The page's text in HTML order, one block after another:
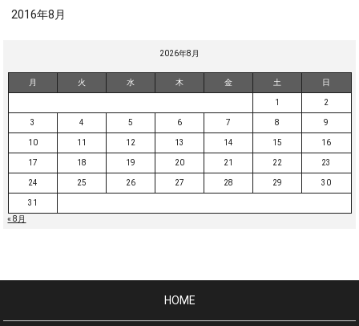
2016年8月
2026年8月
月 火 水 木 金 土 日
1 2
3 4 5 6 7 8 9
10 11 12 13 14 15 16
17 18 19 20 21 22 23
24 25 26 27 28 29 30
31
« 8月
HOME